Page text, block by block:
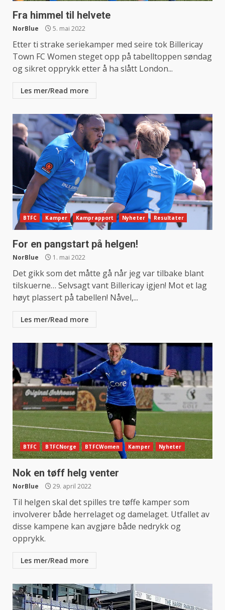
Fra himmel til helvete
NorBlue 5. mai 2022
Etter ti strake seriekamper med seire tok Billericay
Town FC Women steget opp på tabelltoppen søndag
og sikret opprykk etter å ha slått London...
Les mer/Read more
BTFC Kamper Kamprapport Nyheter Resultater
For en pangstart på helgen!
NorBlue 1. mai 2022
Det gikk som det måtte gå når jeg var tilbake blant
tilskuerne… Selvsagt vant Billericay igjen! Mot et lag
høyt plassert på tabellen! Nåvel,...
Les mer/Read more
BTFC BTFCNorge BTFCWomen Kamper Nyheter
Nok en tøff helg venter
NorBlue 29. april 2022
Til helgen skal det spilles tre tøffe kamper som
involverer både herrelaget og damelaget. Utfallet av
disse kampene kan avgjøre både nedrykk og
opprykk.
Les mer/Read more